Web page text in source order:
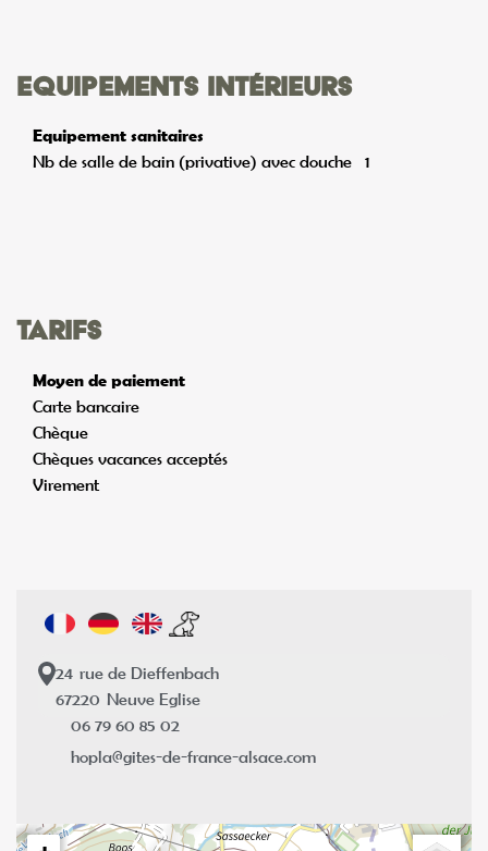
Equipements intérieurs
Equipement sanitaires
Nb de salle de bain (privative) avec douche
1
Tarifs
Moyen de paiement
Carte bancaire
Chèque
Chèques vacances acceptés
Virement
24 rue de Dieffenbach
67220 Neuve Eglise
06 79 60 85 02
hopla@gites-de-france-alsace.com